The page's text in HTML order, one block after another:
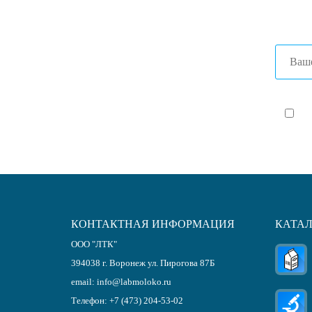
КОНТАКТНАЯ ИНФОРМАЦИЯ
ООО "ЛТК"
394038 г. Воронеж ул. Пирогова 87Б
email: info@labmoloko.ru
Телефон: +7 (473) 204-53-02